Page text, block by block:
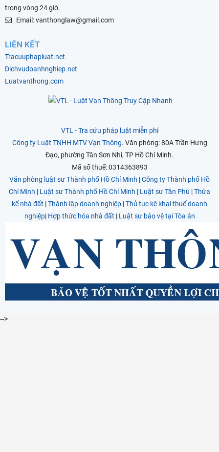
trong vòng 24 giờ.
Email: vanthonglaw@gmail.com
LIÊN KẾT
Tracuuphapluat.net
Dichvudoanhnghiep.net
Luatvanthong.com
VTL -Tra cứu pháp luật miễn phí
Công ty Luật TNHH MTV Vạn Thông. Văn phòng: 80A Trần Hưng
Đạo, phường Tân Sơn Nhì, TP Hồ Chí Minh.
Mã số thuế: 0314363893
Văn phòng luật sư Thành phố Hồ Chí Minh |Công ty Thành phố Hồ
Chí Minh | Luật sư Thành phố Hồ Chí Minh | Luật sư Tân Phú |Thừa
kế nhà đất |Thành lập doanh nghiệp |Thủ tục kê khai thuế doanh
nghiệp| Hợp thức hóa nhà đất | Luật sư bảo vệ tại Tòa án
-->